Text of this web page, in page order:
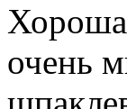
очень